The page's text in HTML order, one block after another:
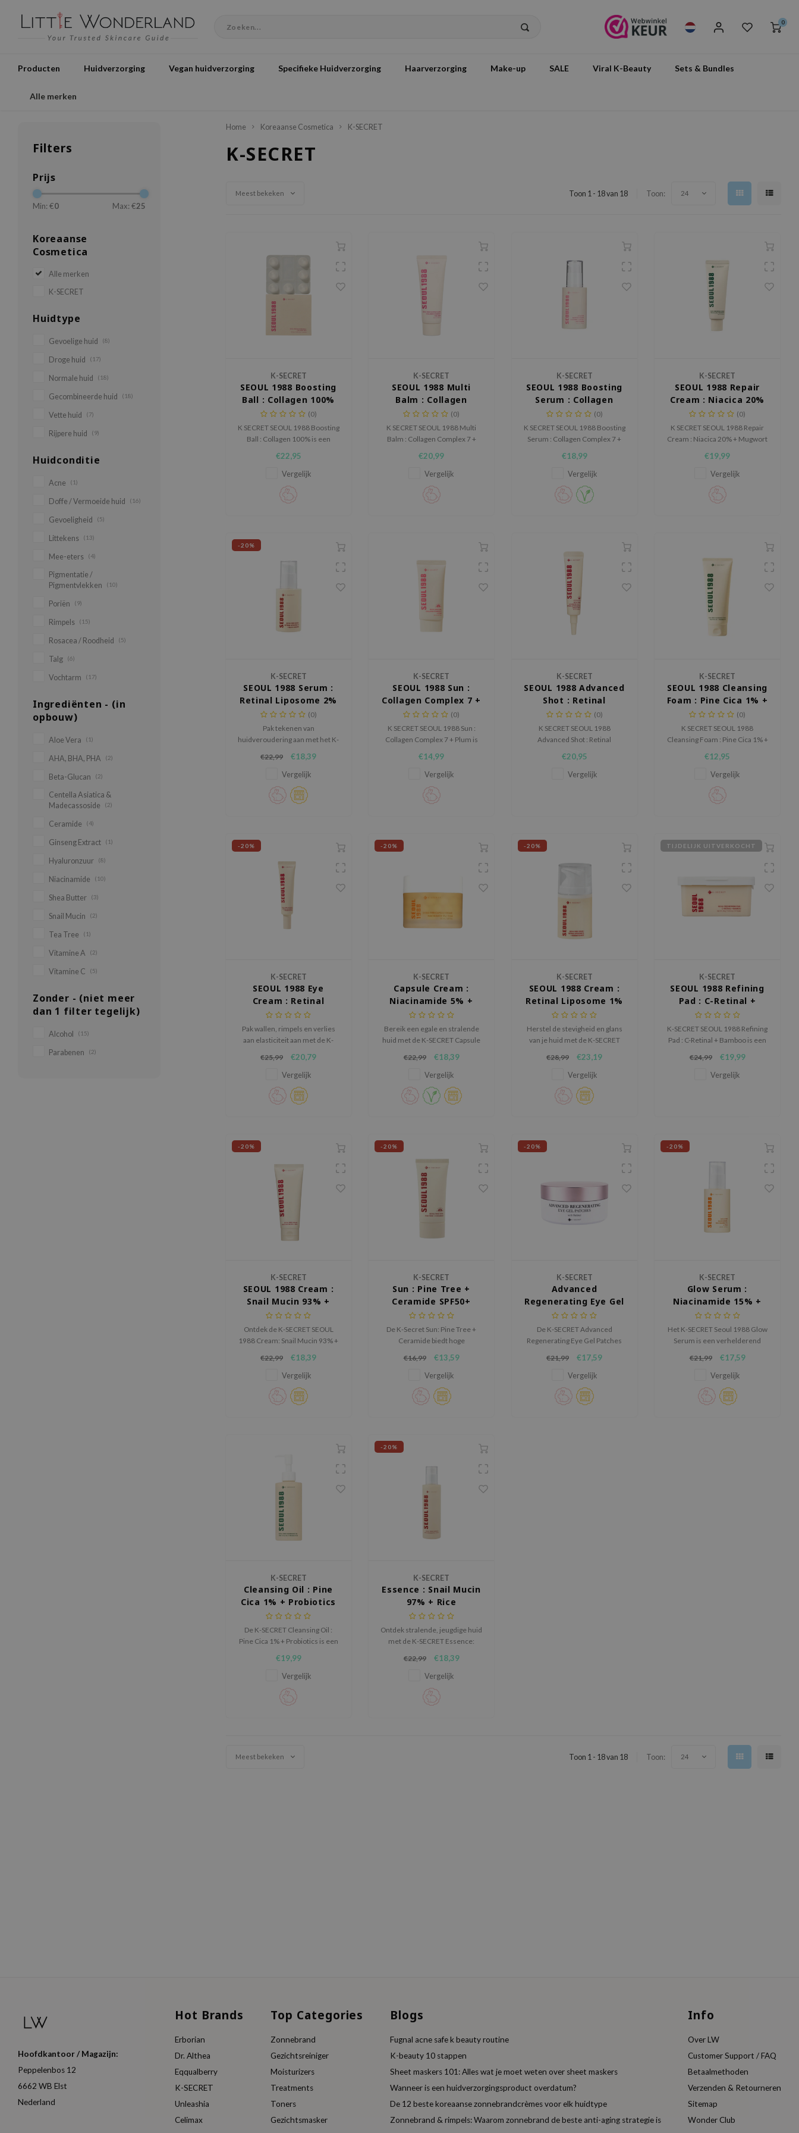
0
Producten Huidverzorging Vegan huidverzorging Specifieke Huidverzorging Haarverzorging Make-up SALE Viral K-Beauty Sets & Bundles
Alle merken
Filters
Prijs
Min: €0 Max: €25
Koreaanse
Cosmetica
Alle merken
K-SECRET
Huidtype
Gevoelige huid (8)
Droge huid (17)
Normale huid (18)
Gecombineerde huid (18)
Vette huid (7)
Rijpere huid (9)
Huidconditie
Acne (1)
Doffe / Vermoeide huid (16)
Gevoeligheid (5)
Littekens (13)
Mee-eters (4)
Pigmentatie /
Pigmentvlekken
(10)
Poriën (9)
Rimpels (15)
Rosacea / Roodheid (5)
Talg (6)
Vochtarm (17)
Ingrediënten - (in
opbouw)
Aloe Vera (1)
AHA, BHA, PHA (2)
Beta-Glucan (2)
Centella Asiatica &
Madecassoside
(2)
Ceramide (4)
Ginseng Extract (1)
Hyaluronzuur (8)
Niacinamide (10)
Shea Butter (3)
Snail Mucin (2)
Tea Tree (1)
Vitamine A (2)
Vitamine C (5)
Zonder - (niet meer
dan 1 filter tegelijk)
Alcohol (15)
Parabenen (2)
Home Koreaanse Cosmetica K-SECRET
K-SECRET
Meest bekeken Toon 1 - 18 van 18 Toon: 24
K-SECRET
SEOUL 1988 Boosting
Ball : Collagen 100%
(0)
K SECRET SEOUL 1988 Boosting
Ball : Collagen 100% is een
booster met 100% Hydrolyzed
Collagen voor de huid die extra
hydratatie, soepelheid en een
voller ogende uitstraling kan
€22,95
Vergelijk
K-SECRET
SEOUL 1988 Multi
Balm : Collagen
Complex 7 + Plum
(0)
K SECRET SEOUL 1988 Multi
Balm : Collagen Complex 7 +
voor droge zones, fijne lijntjes
en huid die extra comfort nodig
heeft.
€20,99
Vergelijk
K-SECRET
SEOUL 1988 Boosting
Serum : Collagen
Complex 7 + Red
Ginseng
(0)
K SECRET SEOUL 1988 Boosting
Serum : Collagen Complex 7 +
verstevigend en hydraterend
serum voor de huid die
elasticiteit, glow en extra
verzorging kan gebruiken.
€18,99
Vergelijk
K-SECRET
SEOUL 1988 Repair
Cream : Niacica 20%
+ Mugwort
(0)
K SECRET SEOUL 1988 Repair
Cream : Niacica 20% + Mugwort
de huid met roodheid,
onzuiverheden, pigmentvlekjes
en een verzwakte huidbarrière.
€19,99
Vergelijk
-20%
K-SECRET
SEOUL 1988 Serum :
Retinal Liposome 2%
+ Black Ginseng
(0)
Pak tekenen van
huidveroudering aan met het K-
Retinal Liposome 2% + Black
Ginseng, een premium anti-
aging serum dat elasticiteit
bevordert, fijne lijntjes verzacht
€22,99 €18,39
Vergelijk
K-SECRET
SEOUL 1988 Sun :
Collagen Complex 7 +
Plum
(0)
K SECRET SEOUL 1988 Sun :
Collagen Complex 7 + Plum is
zonnebrandcrème die de huid
beschermt tegen UV stralen en
tegelijk verzorgt met Collagen
Water, Collagen Complex,
€14,99
Vergelijk
K-SECRET
SEOUL 1988 Advanced
Shot : Retinal
Liposome 12% +
Black Rice
(0)
K SECRET SEOUL 1988
Advanced Shot : Retinal
een krachtige retinal treatment
voor de huid met fijne lijntjes,
€20,95
Vergelijk
K-SECRET
SEOUL 1988 Cleansing
Foam : Pine Cica 1% +
Probiotics(0)
K SECRET SEOUL 1988
Cleansing Foam : Pine Cica 1% +
foam voor de huid met
overtollig talg, verstopte poriën
en onzuiverheden.
€12,95
Vergelijk
-20%
K-SECRET
SEOUL 1988 Eye
Cream : Retinal
Liposome 4% +
Fermented Bean
Pak wallen, rimpels en verlies
aan elasticiteit aan met de K-
Cream: Retinal Liposome 4% +
Fermented Bean.
€25,99 €20,79
Vergelijk
-20%
K-SECRET
Capsule Cream :
Niacinamide 5% +
Yuja
Bereik een egale en stralende
huid met de K-SECRET Capsule
€22,99 €18,39
Vergelijk
-20%
K-SECRET
SEOUL 1988 Cream :
Retinal Liposome 1%
+ Fermented Rice
Herstel de stevigheid en glans
van je huid met de K-SECRET
Liposoom 1% +
Gefermenteerde Rijst, een
krachtige anti-aging crème die
fijne lijntjes vermindert, de
€28,99 €23,19
Vergelijk
TIJDELIJK UITVERKOCHT
K-SECRET
SEOUL 1988 Refining
Pad : C-Retinal +
Bamboo
K-SECRET SEOUL 1988 Refining
Pad : C-Retinal + Bamboo is een
gebruik die de huidtextuur
verfijnt, de huidbarrière
€24,99 €19,99
Vergelijk
-20%
K-SECRET
SEOUL 1988 Cream :
Snail Mucin 93% +
Rice
Ontdek de K-SECRET SEOUL
1988 Cream: Snail Mucin 93% +
gezichtscrème die de kracht
van slakkenfiltraat en
gefermenteerd rijstfiltraat
combineert voor diepe
€22,99 €18,39
Vergelijk
-20%
K-SECRET
Sun : Pine Tree +
Ceramide SPF50+
PA++++
De K-Secret Sun: Pine Tree +
Ceramide biedt hoge
en comfortabele finish.
€16,99 €13,59
Vergelijk
-20%
K-SECRET
Advanced
Regenerating Eye Gel
Patches Retinol
De K-SECRET Advanced
Regenerating Eye Gel Patches
lijntjes en tekenen van
vermoeidheid rond de ogen.
€21,99 €17,59
Vergelijk
-20%
K-SECRET
Glow Serum :
Niacinamide 15% +
Yuja
Het K-SECRET Seoul 1988 Glow
Serum is een verhelderend
of ongelijkmatige huid weer fris
en stralend te maken.
€21,99 €17,59
Vergelijk
K-SECRET
Cleansing Oil : Pine
Cica 1% + Probiotics
De K-SECRET Cleansing Oil :
Pine Cica 1% + Probiotics is een
make-up, zonnebrandcrème en
talg zacht maar grondig
verwijdert.
€19,99
Vergelijk
-20%
K-SECRET
Essence : Snail Mucin
97% + Rice
Ontdek stralende, jeugdige huid
met de K-SECRET Essence:
premium Koreaanse skincare-
essence die de herstellende
kracht van slakkenmucine
combineert met de
€22,99 €18,39
Vergelijk
Meest bekeken Toon 1 - 18 van 18 Toon: 24
Hoofdkantoor / Magazijn:
Peppelenbos 12
6662 WB Elst
Nederland
Hot Brands
Erborian
Dr. Althea
Eqqualberry
K-SECRET
Unleashia
Celimax
Top Categories
Zonnebrand
Gezichtsreiniger
Moisturizers
Treatments
Toners
Gezichtsmasker
Blogs
Fugnal acne safe k beauty routine
K-beauty 10 stappen
Sheet maskers 101: Alles wat je moet weten over sheet maskers
Wanneer is een huidverzorgingsproduct overdatum?
De 12 beste koreaanse zonnebrandcrèmes voor elk huidtype
Zonnebrand & rimpels: Waarom zonnebrand de beste anti-aging strategie is
Info
Over LW
Customer Support / FAQ
Betaalmethoden
Verzenden & Retourneren
Sitemap
Wonder Club